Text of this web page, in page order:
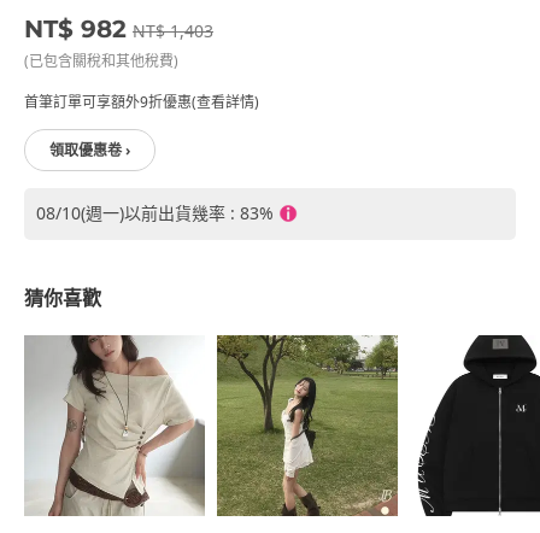
NT$ 982 NT$ 1,403
(已包含關稅和其他稅費)
首筆訂單可享額外9折優惠(查看詳情)
領取優惠卷 ›
08/10(週一)以前出貨幾率 : 83%
猜你喜歡